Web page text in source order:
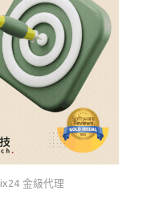
金級代理